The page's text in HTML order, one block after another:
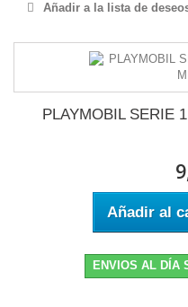
Añadir a la lista de
PLAYMOBIL SERIE
Añadir al
ENVIOS AL DÍA